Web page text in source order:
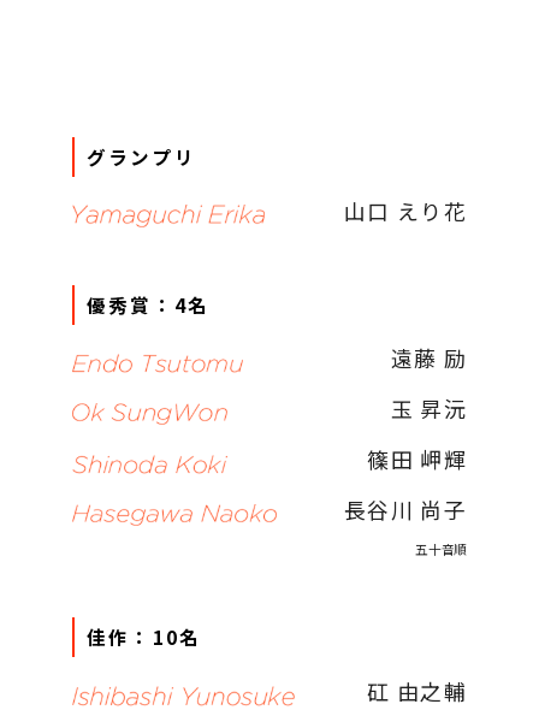
グランプリ
山口 えり花
優秀賞：4名
遠藤 励
玉 昇沅
篠田 岬輝
長谷川 尚子
五十音順
佳作：10名
矼 由之輔